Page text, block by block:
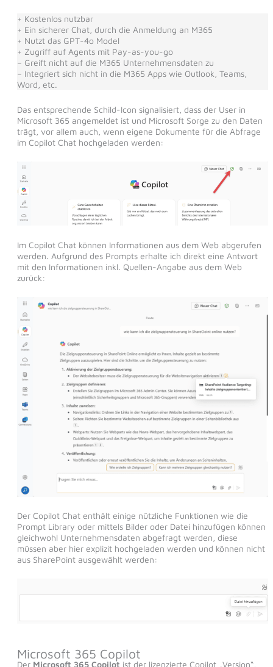
+ Kostenlos nutzbar
+ Ein sicherer Chat, durch die Anmeldung an M365
+ Nutzt das GPT-4o Model
+ Zugriff auf Agents mit Pay-as-you-go
– Greift nicht auf die M365 Unternehmensdaten zu
– Integriert sich nicht in die M365 Apps wie Outlook, Teams,
Word, etc.
Das entsprechende Schild-Icon signalisiert, dass der User in
Microsoft 365 angemeldet ist und Microsoft Sorge zu den Daten
trägt, vor allem auch, wenn eigene Dokumente für die Abfrage
im Copilot Chat hochgeladen werden:
Im Copilot Chat können Informationen aus dem Web abgerufen
werden. Aufgrund des Prompts erhalte ich direkt eine Antwort
mit den Informationen inkl. Quellen-Angabe aus dem Web
zurück:
Der Copilot Chat enthält einige nützliche Funktionen wie die
Prompt Library oder mittels Bilder oder Datei hinzufügen können
gleichwohl Unternehmensdaten abgefragt werden, diese
müssen aber hier explizit hochgeladen werden und können nicht
aus SharePoint ausgewählt werden:
Microsoft 365 Copilot
Der Microsoft 365 Copilot ist der lizenzierte Copilot „Version“,